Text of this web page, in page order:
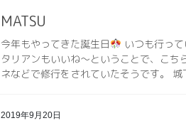
MATSU
今年もやってきた誕生日
いつも行っ
タリアンもいいね〜ということで、こち
ネなどで修行をされていたそうです。
2019年9月20日